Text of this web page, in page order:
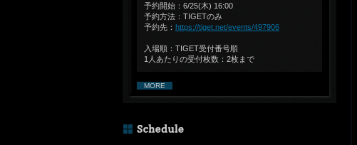
予約開始：6/25(木) 16:00
予約方法：TIGETのみ
予約先： https://tiget.net/events/497906
入場順：TIGET受付番号順
1人あたりの受付枚数：2枚まで
MORE